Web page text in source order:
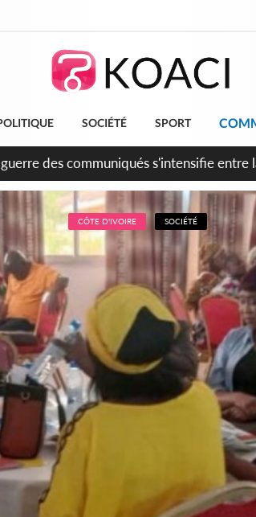
SOCIÉTÉ SPORT
2026, Thiam plaide pour un
CÔTE D'IVOIRE SOCIÉTÉ